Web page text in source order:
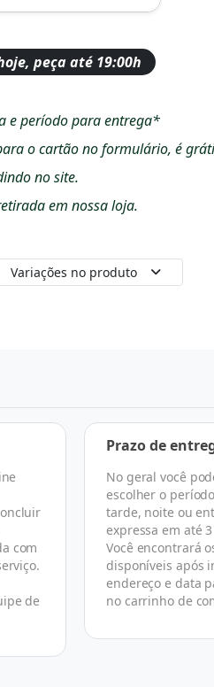
peça até 19:00h
e período para entrega*
o cartão no formulário, é
no site.
em nossa loja.
Variações no produto
com
de
Prazo de
No geral você
escolher o
tarde, noite ou
expressa em até
Você encontrará
disponíveis após
endereço e data
no carrinho de